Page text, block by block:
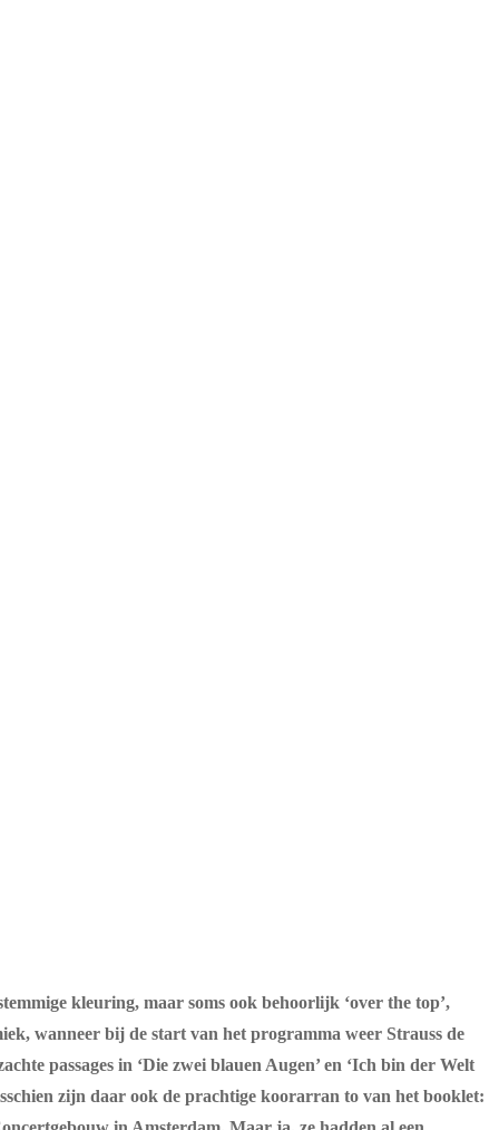
kleuring, maar soms ook behoorlijk ‘over the top’,
wanneer bij de start van het programma weer Strauss de
passages in ‘Die zwei blauen Augen’ en ‘Ich bin der Welt
zijn daar ook de prachtige koorarran to van het booklet: